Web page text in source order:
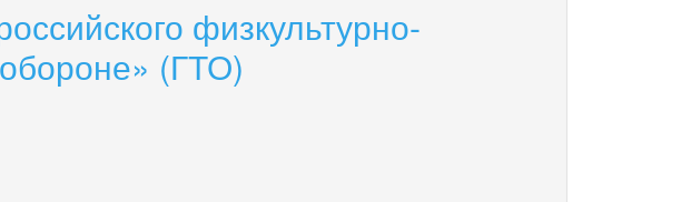
физкультурно-
(ГТО)